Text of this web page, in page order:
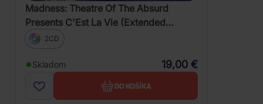
Madness: Theatre Of The Absurd
Presents C'Est La Vie (Extended
Version)
2CD
Skladom 19,00 €
DO KOŠÍKA